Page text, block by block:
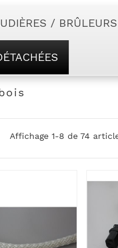
/ BRÛLEURS
Affichage 1-8 de 74